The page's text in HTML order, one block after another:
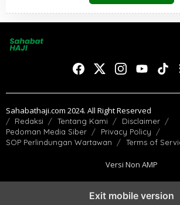
Sahabathaji.com 2024. All Right Reserved
Redaksi Tentang Kami
Disclaimer
Pedoman Media Siber
Privacy Policy
SOP Perlindungan Wartawan
Terms of
Versi Non AMP
Exit mobile version